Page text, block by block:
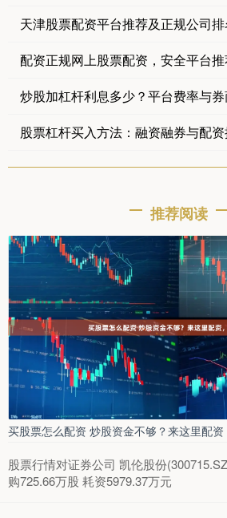
天津股票配资平台推荐及正规公司排
配资正规网上股票配资，安全平台
炒股加杠杆利息多少？平台费率与
股票杠杆买入方法：融资融券与配
推荐阅读
买股票怎么配资 炒股资金不够？来这里配
股票行情对证券公司 凯伦股份
购725.66万股 耗资5979.37万元